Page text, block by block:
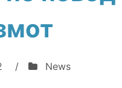
/ News